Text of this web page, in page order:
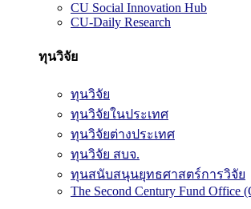
CU Social Innovation Hub
CU-Daily Research
ทุนวิจัย
ทุนวิจัย
ทุนวิจัยในประเทศ
ทุนวิจัยต่างประเทศ
ทุนวิจัย สบจ.
ทุนสนับสนุนยุทธศาสตร์การวิจัย
The Second Century Fund Office